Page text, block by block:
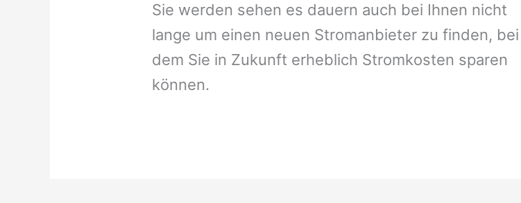
Sie werden sehen es dauern auch bei Ihnen nicht
lange um einen neuen Stromanbieter zu finden, bei
dem Sie in Zukunft erheblich Stromkosten sparen
können.